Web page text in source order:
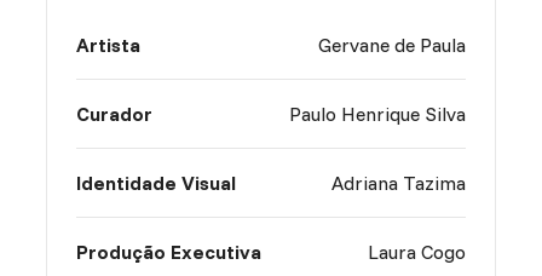
Artista Gervane de Paula
Curador Paulo Henrique Silva
Identidade Visual Adriana Tazima
Produção Executiva Laura Cogo